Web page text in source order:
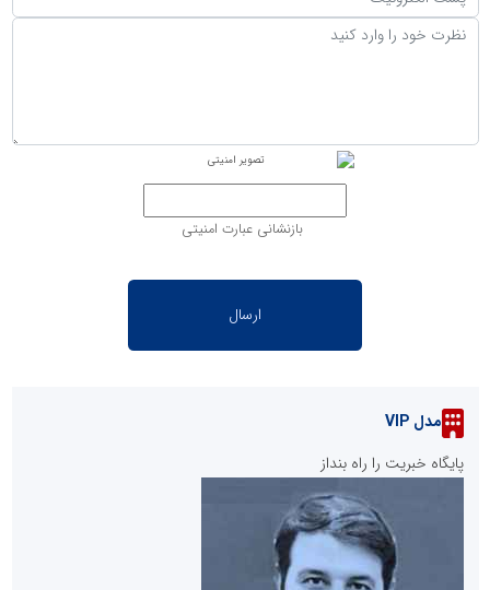
بازنشانی عبارت امنیتی
مدل VIP
پایگاه خبریت را راه بنداز